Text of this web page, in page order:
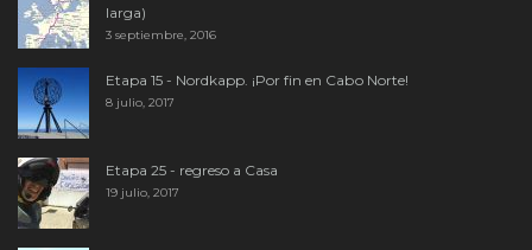
larga)
3 septiembre, 2016
Etapa 15 - Nordkapp. ¡Por fin en Cabo Norte!
8 julio, 2017
Etapa 25 - regreso a Casa
19 julio, 2017